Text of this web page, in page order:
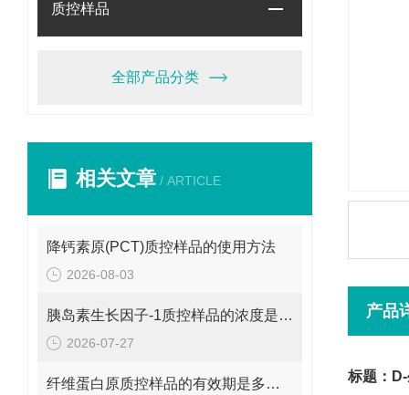
质控样品
全部产品分类
相关文章 / ARTICLE
降钙素原(PCT)质控样品的使用方法
2026-08-03
胰岛素生长因子-1质控样品的浓度是多少呢？
2026-07-27
纤维蛋白原质控样品的有效期是多久呢？
产品
标题：